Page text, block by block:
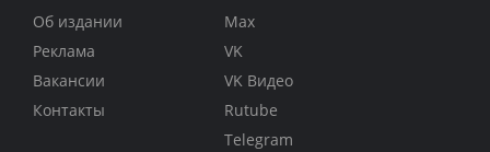
Об издании
Реклама
Вакансии
Контакты
Max
VK
VK Видео
Rutube
Telegram